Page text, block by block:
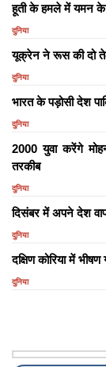
हूती के हमले में यमन के
दुनिया
यूक्रेन ने रूस की दो तेल
दुनिया
भारत के पड़ोसी देश
दुनिया
2000 युवा करेंगे
तरकीब
दुनिया
दिसंबर में अपने देश
दुनिया
दक्षिण कोरिया में
दुनिया